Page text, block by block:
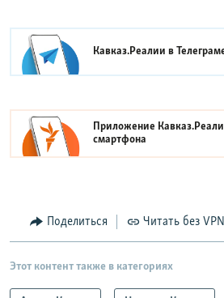
Кавказ.Реалии в
Приложение
смартфона
Поделиться Читать без VPN
Этот контент также в категориях